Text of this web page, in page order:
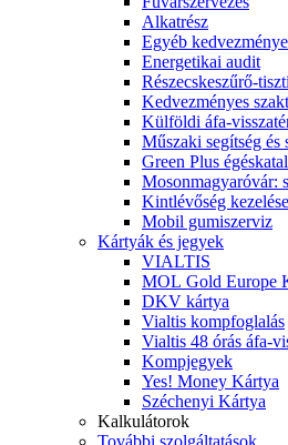
Alkatrész
Egyéb
Energetikai audit
Részecskeszűrő-
Kedvezményes
Külföldi áfa-
Műszaki segítség és
Green Plus
Mosonmagyaróvár:
Kintlévőség kezelése
Mobil gumiszerviz
Kártyák és jegyek
VIALTIS
MOL Gold Europe
DKV kártya
Vialtis kompfoglalás
Vialtis 48 órás áfa-
Kompjegyek
Yes! Money Kártya
Széchenyi Kártya
Kalkulátorok